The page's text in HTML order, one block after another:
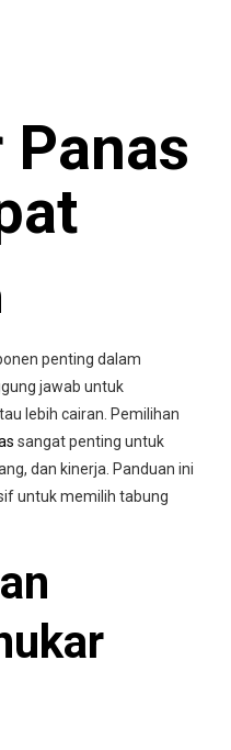
penting dalam
jawab untuk
lebih cairan. Pemilihan
sangat penting untuk
dan kinerja. Panduan ini
untuk memilih tabung